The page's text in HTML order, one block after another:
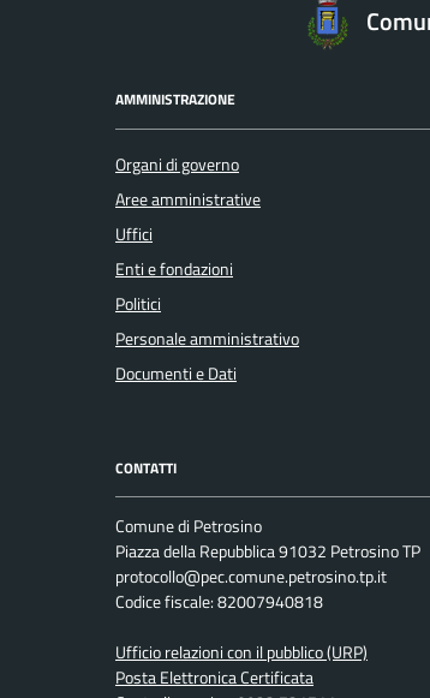
Concorsi
Covid-
19
Energie
Estero
Foreste
professionale
AMMINISTRAZIONE
Organi di governo
Aree amministrative
Uffici
Enti e fondazioni
Politici
Personale amministrativo
Documenti e Dati
CONTATTI
Comune di Petrosino
Piazza della Repubblica 91032 Petrosino TP
protocollo@pec.comune.petrosino.tp.it
Codice fiscale: 82007940818
Ufficio relazioni con il pubblico (URP)
Posta Elettronica Certificata